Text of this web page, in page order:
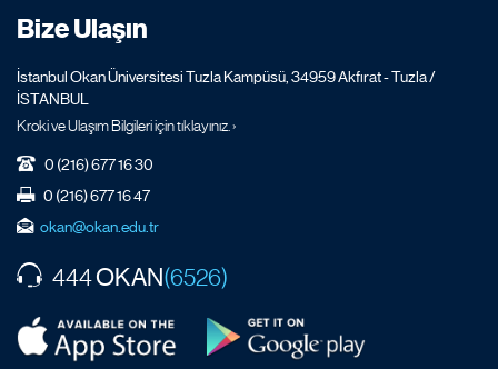
Bize Ulaşın
İstanbul Okan Üniversitesi Tuzla Kampüsü, 34959 Akfırat - Tuzla /
İSTANBUL
Kroki ve Ulaşım Bilgileri için tıklayınız. ›
0 (216) 677 16 30
0 (216) 677 16 47
okan@okan.edu.tr
444OKAN(6526)